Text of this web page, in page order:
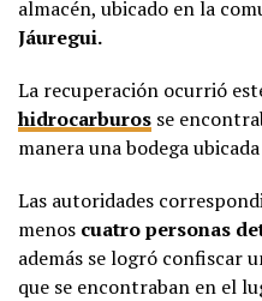
almacén, ubicado en la
Jáuregui.
La recuperación ocurrió
hidrocarburos se
manerauna bodega
Las autoridades
menos cuatro personas
además se logró confiscar
que se encontraban en el